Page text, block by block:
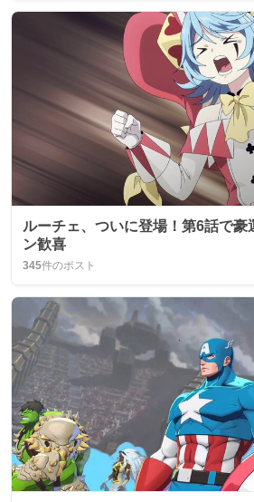
ルーチェ、ついに登場！第6話で豪
ン歓喜
345件のポスト